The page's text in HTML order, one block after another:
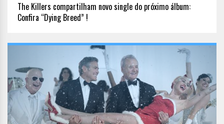
The Killers compartilham novo single do próximo álbum:
Confira “Dying Breed” !